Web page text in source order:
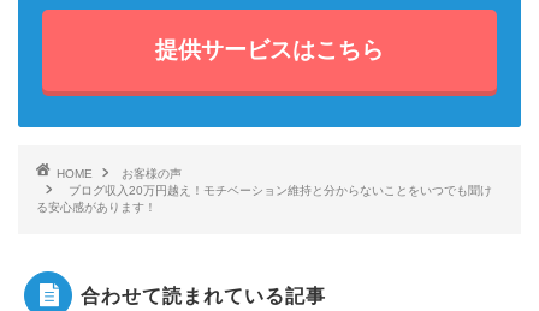
提供サービスはこちら
HOME
お客様の声
ブログ収入20万円越え！モチベーション維持と分からないことをいつでも聞け
る安心感があります！
合わせて読まれている記事